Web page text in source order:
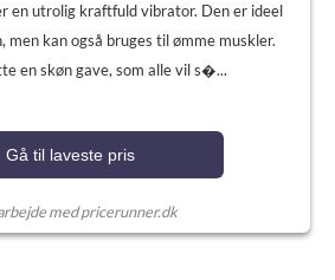
en utrolig kraftfuld vibrator. Den er ideel
kan også bruges til ømme muskler.
en skøn gave, som alle vil s�...
Gå til laveste pris
med pricerunner.dk